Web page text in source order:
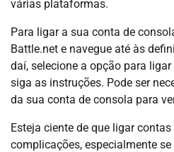
várias plataformas.
Para ligar a sua conta de
Battle.net e navegue até às
daí, selecione a opção para
siga as instruções. Pode ser
da sua conta de consola para
Esteja ciente de que ligar
complicações, especialmente